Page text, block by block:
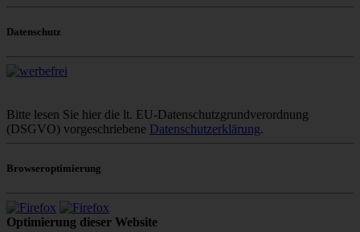
Datenschutz
Bitte lesen Sie hier die lt. EU-Datenschutzgrundverordnung
(DSGVO) vorgeschriebene Datenschutzerklärung.
Browseroptimierung
Optimierung dieser Website